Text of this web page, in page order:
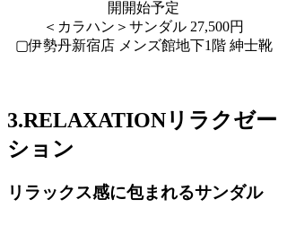
開開始予定
＜カラハン＞サンダル 27,500円
▢伊勢丹新宿店 メンズ館地下1階 紳士靴
3.RELAXATIONリラクゼー
ション
リラックス感に包まれるサンダル